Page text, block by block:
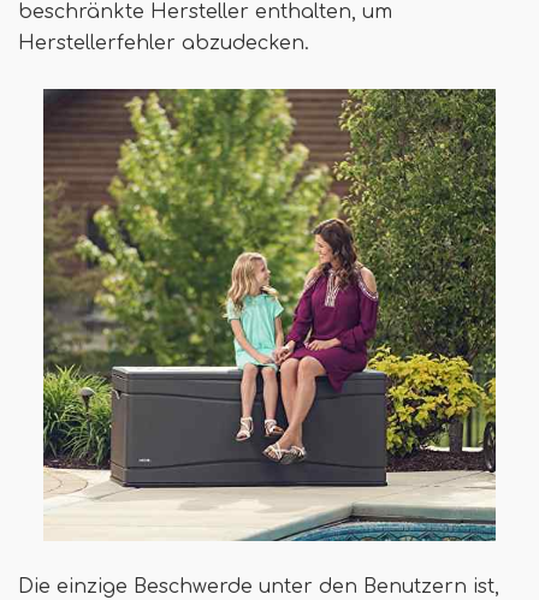
beschränkte Hersteller enthalten, um
Herstellerfehler abzudecken.
Die einzige Beschwerde unter den Benutzern ist,